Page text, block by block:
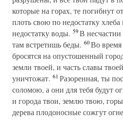
которые на горах, те погибнут
плоть свою по недостатку
недостатку воды. 59В
там встретишь беды. 60Во время
бросятся на опустошенный
земли твоей, и часть славы твоей
уничтожат. 61Разоренная, ты
соломою, а они для тебя будут
и города твои, землю твою,
дерева плодоносные сожгут